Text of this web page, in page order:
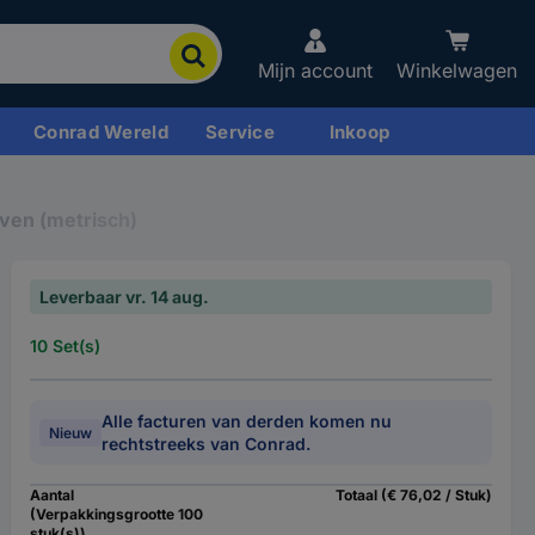
Mijn account Winkelwagen
Conrad Wereld Service Inkoop
(metrisch)
Leverbaar vr. 14 aug.
10 Set(s)
Nieuw
Alle facturen van derden komen nu
rechtstreeks van Conrad.
Aantal
(Verpakkingsgrootte 100
Totaal (€ 76,02 / Stuk)